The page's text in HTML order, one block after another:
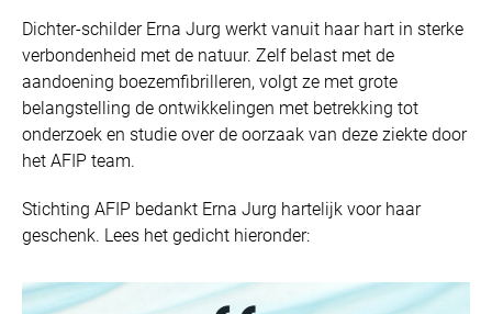
Dichter-schilder Erna Jurg werkt vanuit haar hart in sterke
verbondenheid met de natuur. Zelf belast met de
aandoening boezemfibrilleren, volgt ze met grote
belangstelling de ontwikkelingen met betrekking tot
onderzoek en studie over de oorzaak van deze ziekte door
het AFIP team.
Stichting AFIP bedankt Erna Jurg hartelijk voor haar
geschenk. Lees het gedicht hieronder: